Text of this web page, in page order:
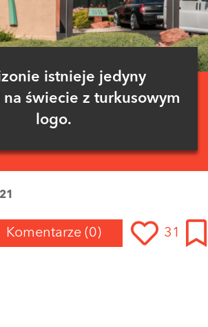
istnieje jedyny
na świecie z turkusowym
logo.
Komentarze (0) 31